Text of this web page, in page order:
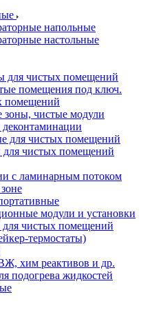
напольные
настольные
чистых помещений
помещения под ключ.
помещений
зоны, чистые модули
для чистых помещений
для чистых помещений
с ламинарным потоком
модули и установки
чистых помещений
термостаты)
хим реактивов и др.
подогрева жидкостей